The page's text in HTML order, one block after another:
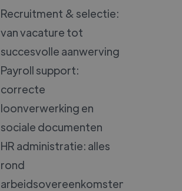
Recruitment & selectie:
van vacature tot
succesvolle aanwerving
Payroll support:
correcte
loonverwerking en
sociale documenten
HR administratie: alles
rond
arbeidsovereenkomsten,